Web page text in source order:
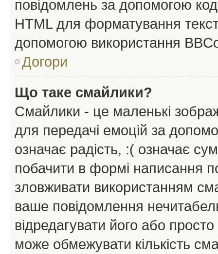
повідомлень за допомогою
HTML для форматування
допомогою використання
Догори
Що таке смайлики?
Смайлики - це маленькі
для передачі емоцій за
означає радість, :( означає
побачити в формі написання
зловживати використанням
ваше повідомлення
відредагувати його або
може обмежувати кількість